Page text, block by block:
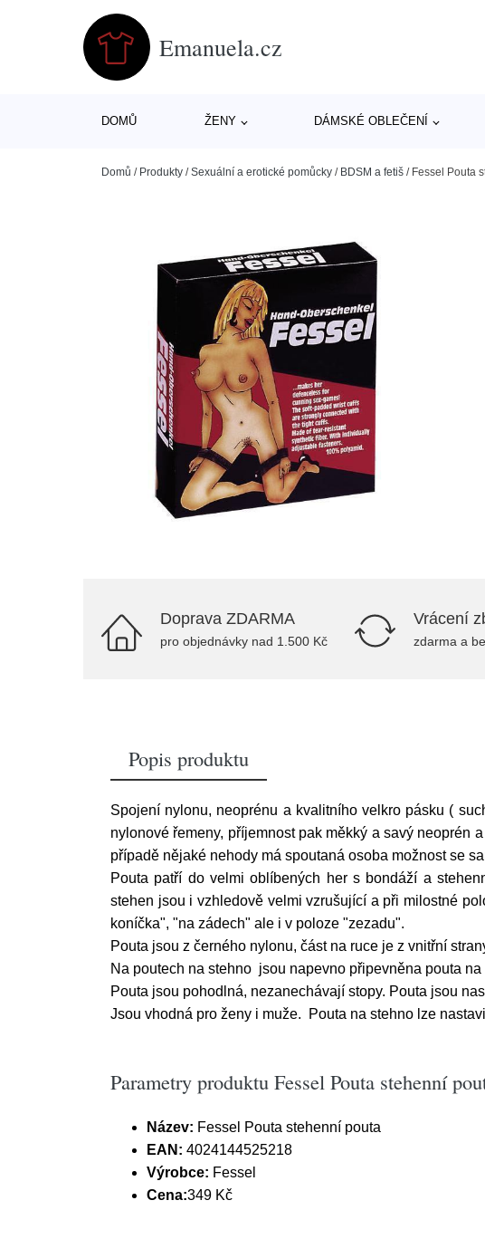
Emanuela.cz
DOMŮ ŽENY DÁMSKÉ OBLEČENÍ
Domů / Produkty /Sexuální a erotické pomůcky / BDSM a fetiš / Fessel Pouta
Doprava ZDARMA
pro objednávky nad 1.500 Kč
Vrácení
zdarma a
Popis produktu
Spojení nylonu, neoprénu a kvalitního velkro pásku (
nylonové řemeny, příjemnost pak měkký a savý neoprén
případě nějaké nehody má spoutaná osoba možnost se
Pouta patří do velmi oblíbených her s bondáží a
stehen jsou i vzhledově velmi vzrušující a při milostné
koníčka", "na zádech" ale i v poloze "zezadu".
Pouta jsou z černého nylonu, část na ruce je z vnitřní
Na poutech na stehno jsou napevno připevněna pouta
Pouta jsou pohodlná, nezanechávají stopy. Pouta jsou
Jsou vhodná pro ženy i muže. Pouta na stehno lze
Parametry produktu Fessel Pouta stehenní
Název: Fessel Pouta stehenní pouta
EAN: 4024144525218
Výrobce: Fessel
Cena:349 Kč